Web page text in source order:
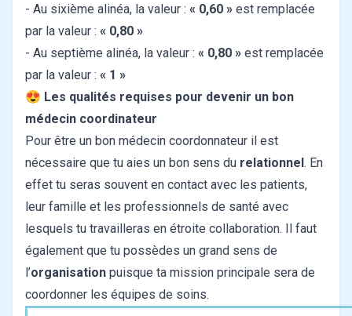
- Au sixième alinéa, la valeur : « 0,60 » est remplacée
par la valeur : « 0,80 »
- Au septième alinéa, la valeur : « 0,80 » est remplacée
par la valeur : « 1 »
😍 Les qualités requises pour devenir un bon
médecin coordinateur
Pour être un bon médecin coordonnateur il est
nécessaire que tu aies un bon sens du relationnel. En
effet tu seras souvent en contact avec les patients,
leur famille et les professionnels de santé avec
lesquels tu travailleras en étroite collaboration. Il faut
également que tu possèdes un grand sens de
l’organisation puisque ta mission principale sera de
coordonner les équipes de soins.